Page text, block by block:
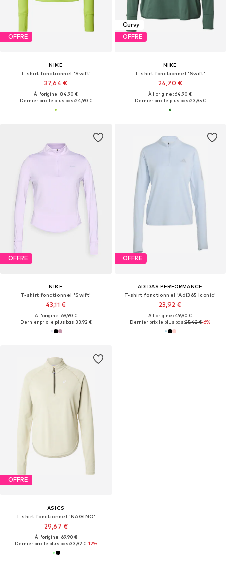
OFFRE
NIKE
T-shirt fonctionnel 'Swift'
37,64 €
À l'origine : 84,90 €
Dernier prix le plus bas :24,90 €
Curvy
OFFRE
NIKE
T-shirt fonctionnel 'Swift'
24,70 €
À l'origine : 64,90 €
Dernier prix le plus bas :23,95 €
OFFRE
NIKE
T-shirt fonctionnel 'Swift'
43,11 €
À l'origine : 69,90 €
Dernier prix le plus bas :33,92 €
OFFRE
ADIDAS PERFORMANCE
T-shirt fonctionnel 'Adi365 Iconic'
23,92 €
À l'origine : 49,90 €
Dernier prix le plus bas :25,42 €-6%
OFFRE
ASICS
T-shirt fonctionnel 'NAGINO'
29,67 €
À l'origine : 69,90 €
Dernier prix le plus bas :33,92 €-12%